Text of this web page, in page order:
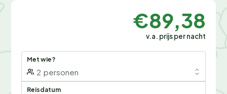
€89,38
v.a. prijs per nacht
Met wie?
2 personen
Reisdatum